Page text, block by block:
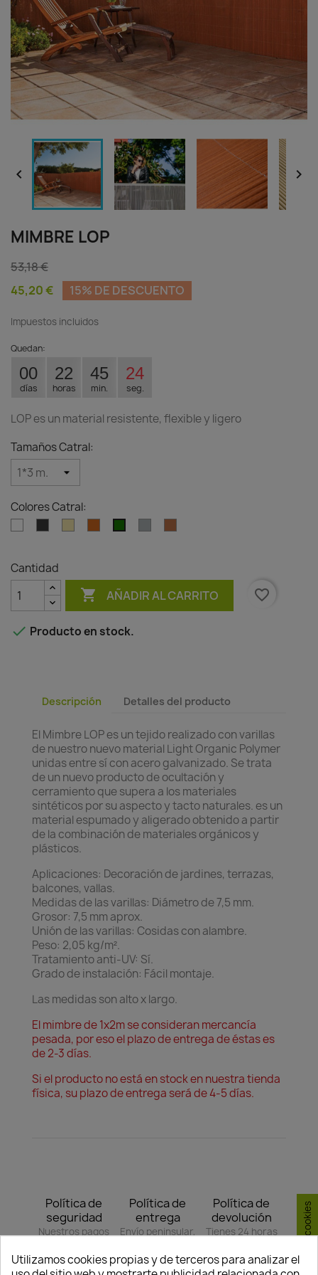
 
MIMBRE LOP
53,18 €
45,20 €
15% DE DESCUENTO
Impuestos incluidos
Quedan:
00
días
22
horas
45
min.
24
seg.
LOP es un material resistente, flexible y ligero
Tamaños Catral:
Colores Catral:
Cantidad
 AÑADIR AL CARRITO favorite_border
 Producto en stock.
Descripción Detalles del producto
El Mimbre LOP es un tejido realizado con varillas
de nuestro nuevo material Light Organic Polymer
unidas entre sí con acero galvanizado. Se trata
de un nuevo producto de ocultación y
cerramiento que supera a los materiales
sintéticos por su aspecto y tacto naturales. es un
material espumado y aligerado obtenido a partir
de la combinación de materiales orgánicos y
plásticos.
Aplicaciones: Decoración de jardines, terrazas,
balcones, vallas.
Medidas de las varillas: Diámetro de 7,5 mm.
Grosor: 7,5 mm aprox.
Unión de las varillas: Cosidas con alambre.
Peso: 2,05 kg/m².
Tratamiento anti-UV: Sí.
Grado de instalación: Fácil montaje.
Las medidas son alto x largo.
El mimbre de 1x2m se consideran mercancía
pesada, por eso el plazo de entrega de éstas es
de 2-3 días.
Si el producto no está en stock en nuestra tienda
física, su plazo de entrega será de 4-5 días.
Política de
seguridad
Nuestros pagos
Política de
entrega
Envío peninsular,
Portugal.
Política de
devolución
Tienes 24 horas
reclamación,
Utilizamos cookies propias y de terceros para analizar el